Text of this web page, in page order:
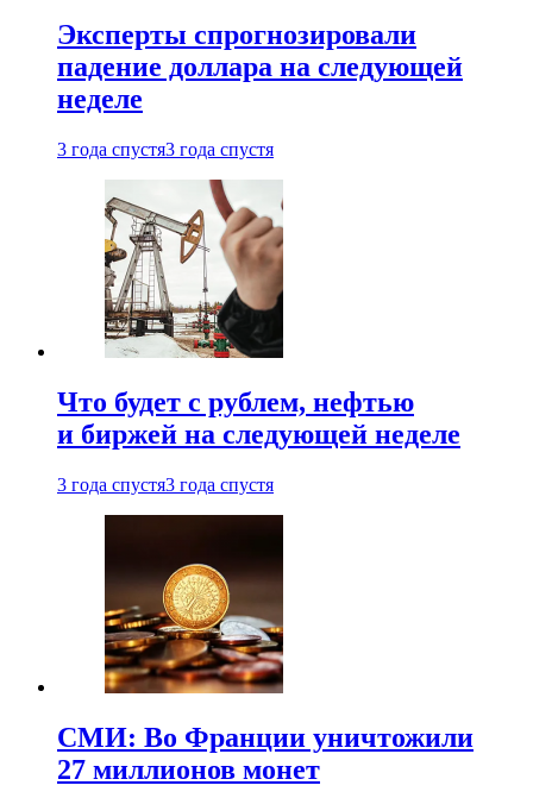
Эксперты спрогнозировали
падение доллара на следующей
неделе
3 года спустя3 года спустя
Что будет с рублем, нефтью
и биржей на следующей неделе
3 года спустя3 года спустя
СМИ: Во Франции уничтожили
27 миллионов монет